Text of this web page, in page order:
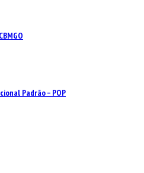
Padrão – POP